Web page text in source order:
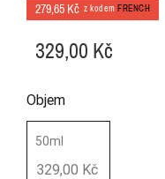
279,65 Kč z kodem FRENCH
329,00 Kč
Objem
50ml
329,00 Kč